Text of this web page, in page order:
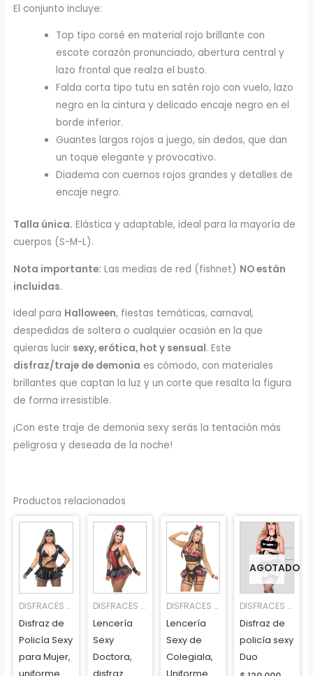
El conjunto incluye:
Top tipo corsé en material rojo brillante con
escote corazón pronunciado, abertura central y
lazo frontal que realza el busto.
Falda corta tipo tutu en satén rojo con vuelo, lazo
negro en la cintura y delicado encaje negro en el
borde inferior.
Guantes largos rojos a juego, sin dedos, que dan
un toque elegante y provocativo.
Diadema con cuernos rojos grandes y detalles de
encaje negro.
Talla única. Elástica y adaptable, ideal para la mayoría de
cuerpos (S-M-L).
Nota importante: Las medias de red (fishnet) NO están
incluidas.
Ideal para Halloween, fiestas temáticas, carnaval,
despedidas de soltera o cualquier ocasión en la que
quieras lucir sexy, erótica, hot y sensual. Este
disfraz/traje de demonia es cómodo, con materiales
brillantes que captan la luz y un corte que resalta la figura
de forma irresistible.
¡Con este traje de demonia sexy serás la tentación más
peligrosa y deseada de la noche!
Productos relacionados
DISFRACES SEXIS Y TRAJES ERÓTICOS MUJER
Disfraz de
Policía Sexy
para Mujer,
DISFRACES SEXIS Y TRAJES ERÓTICOS MUJER
Lencería
Sexy
Doctora,
DISFRACES SEXIS Y TRAJES ERÓTICOS MUJER
Lencería
Sexy de
Colegiala,
AGOTADO
DISFRACES SEXIS Y TRAJES ERÓTICOS MUJER
Disfraz de
policía sexy
Duo